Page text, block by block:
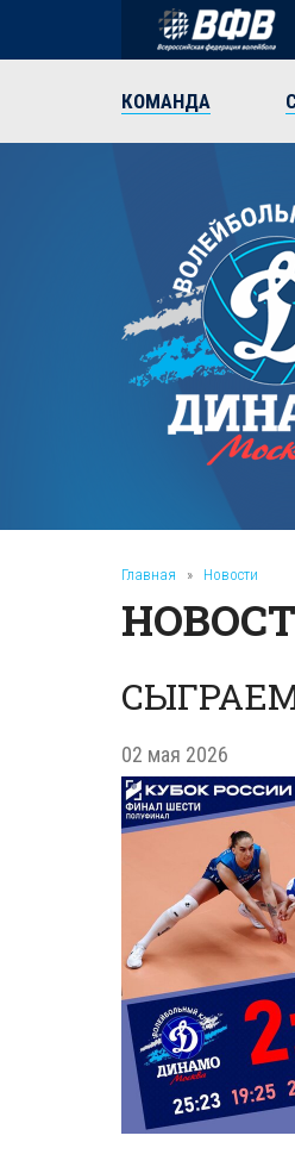
КОМАНДА
Главная » Новости
02 мая 2026